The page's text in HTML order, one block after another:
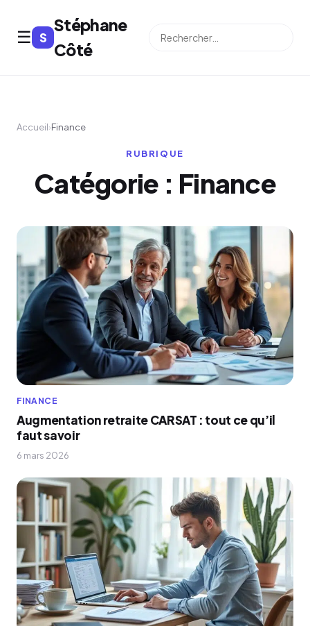
☰ S
Stéphane
Côté
Accueil›Finance
RUBRIQUE
Catégorie : Finance
FINANCE
Augmentation retraite CARSAT : tout ce qu’il
faut savoir
6 mars 2026